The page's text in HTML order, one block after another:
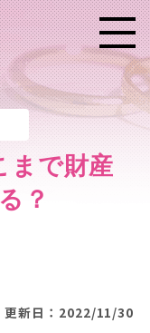
メニ
まで財産
？
更新日：2022/11/30